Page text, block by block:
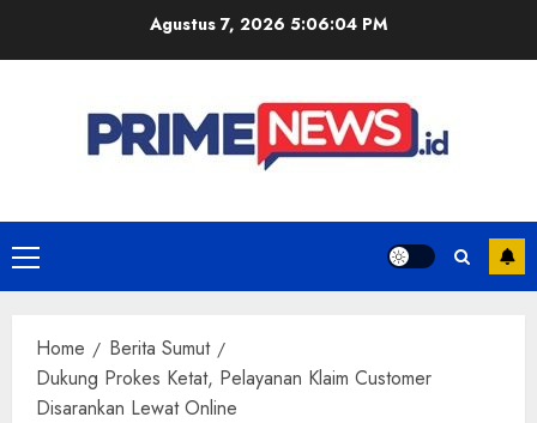
Agustus 7, 2026 5:06:05 PM
Primary
Menu
Home
Berita Sumut
Dukung Prokes Ketat, Pelayanan Klaim Customer
Disarankan Lewat Online